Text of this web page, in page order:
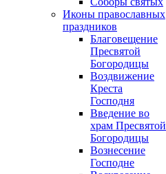
Иконы православных
праздников
Благовещение
Пресвятой
Богородицы
Воздвижение
Креста
Господня
Введение во
храм Пресвятой
Богородицы
Вознесение
Господне